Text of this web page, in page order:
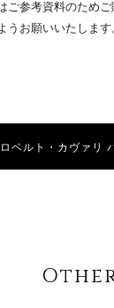
ご参考資料のためご
お願いいたします
ロベルト・カヴァリ